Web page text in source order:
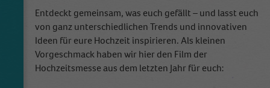
Entdeckt gemeinsam, was euch gefällt – und lasst euch
von ganz unterschiedlichen Trends und innovativen
Ideen für eure Hochzeit inspirieren. Als kleinen
Vorgeschmack haben wir hier den Film der
Hochzeitsmesse aus dem letzten Jahr für euch:
Anbieter Google Tagmanager
Laufzeit 1 Day
This cookie is installed by Google Analytics.
The cookie is used to store information of